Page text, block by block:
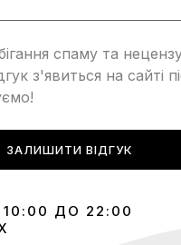
спаму та
з'явиться на сайті
ЗАЛИШИТИ ВІДГУК
ДО 22:00